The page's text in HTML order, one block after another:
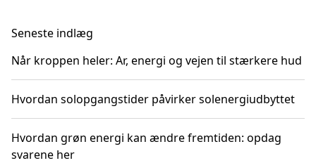
Seneste indlæg
Når kroppen heler: Ar, energi og vejen til stærkere hud
Hvordan solopgangstider påvirker solenergiudbyttet
Hvordan grøn energi kan ændre fremtiden: opdag
svarene her